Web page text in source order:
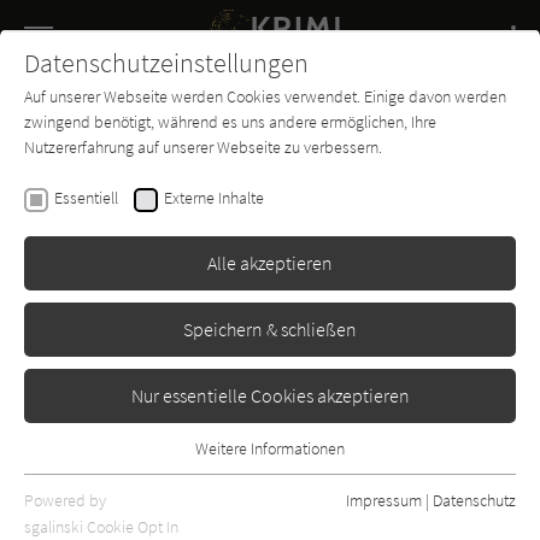
SUCHE
Buch-
Entdecker
Forum Charts
Batya Gur
Denn am Sabbat sollst du
Goldmann
Datenschutzeinstellungen
Auf unserer Webseite werden Cookies verwendet. Einige davon werden
zwingend benötigt, während es uns andere ermöglichen, Ihre
Nutzererfahrung auf unserer Webseite zu verbessern.
Essentiell Externe Inhalte
Alle akzeptieren
Speichern & schließen
Nur essentielle Cookies akzeptieren
Essentielle Cookies werden für grundlegende Funktionen der
Webseite benötigt. Dadurch ist gewährleistet, dass die Webseite
Weitere Informationen
Powered by
sgalinski Cookie Opt In
Impressum | Datenschutz